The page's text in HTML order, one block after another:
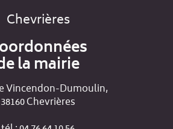
Chevrières
la mairie
Vincendon-Dumoulin,
38160 Chevrières